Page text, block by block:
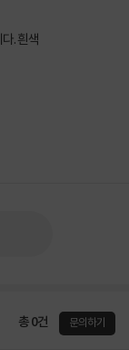
C type 미지원 메인보드 조립 시 아주 잘 활용 하고 있습니다. 흰색
총 0건 문의하기